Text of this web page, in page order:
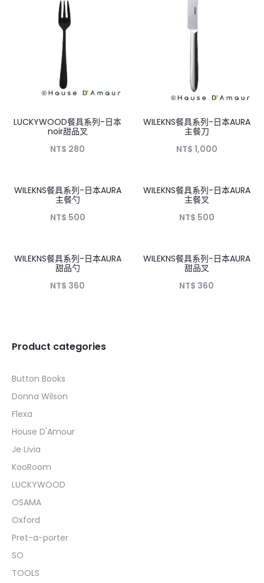
LUCKYWOOD餐具系列-日本
noir甜品叉
NT$ 280
WILEKNS餐具系列-日本AURA
主餐刀
NT$ 1,000
WILEKNS餐具系列-日本AURA
主餐勺
NT$ 500
WILEKNS餐具系列-日本AURA
主餐叉
NT$ 500
WILEKNS餐具系列-日本AURA
甜品勺
NT$ 360
WILEKNS餐具系列-日本AURA
甜品叉
NT$ 360
Product categories
Button Books
Donna Wilson
Flexa
House D'Amour
Je Livia
KooRoom
LUCKYWOOD
OSAMA
Oxford
Pret-a-porter
SO
TOOLS